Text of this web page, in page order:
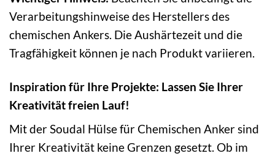
Verarbeitungshinweise des Herstellers des
chemischen Ankers. Die Aushärtezeit und die
Tragfähigkeit können je nach Produkt variieren.
Inspiration für Ihre Projekte: Lassen Sie Ihrer
Kreativität freien Lauf!
Mit der Soudal Hülse für Chemischen Anker sind
Ihrer Kreativität keine Grenzen gesetzt. Ob im